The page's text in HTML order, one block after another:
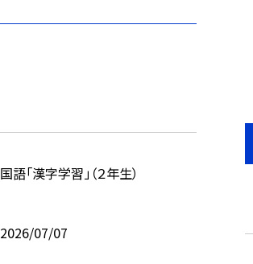
国語「漢字学習」（２年生）
2026/07/07